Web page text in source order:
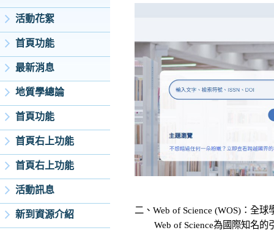
活動花絮
首頁功能
最新消息
地質學總論
首頁功能
首頁右上功能
首頁右上功能
活動訊息
新到資源介紹
二、Web of Science (WOS)：全
Web of Science為國際知名的引